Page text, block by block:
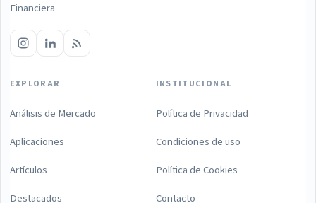
Financiera
EXPLORAR
Análisis de Mercado
Aplicaciones
Artículos
Destacados
INSTITUCIONAL
Política de Privacidad
Condiciones de uso
Política de Cookies
Contacto